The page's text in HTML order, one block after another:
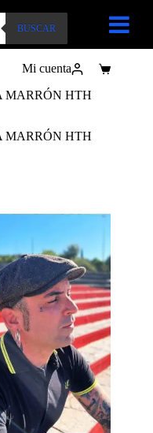
BUSCAR
Mi cuenta
Carro
MARRÓN HTH
MARRÓN HTH